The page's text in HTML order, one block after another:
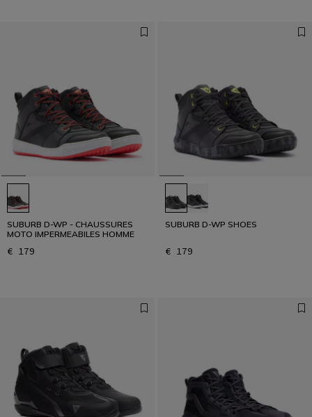
SUBURB D-WP - CHAUSSURES
MOTO IMPERMEABILES HOMME
€ 179
SUBURB D-WP SHOES
€ 179